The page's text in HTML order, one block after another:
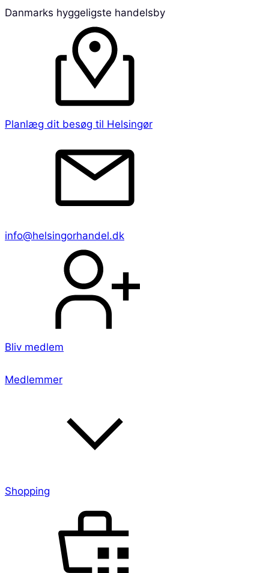
Danmarks hyggeligste handelsby
Planlæg dit besøg til Helsingør
info@helsingorhandel.dk
Bliv medlem
Medlemmer
Shopping